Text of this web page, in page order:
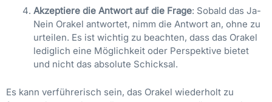
Akzeptiere die Antwort auf die Frage: Sobald das Ja-
Nein Orakel antwortet, nimm die Antwort an, ohne zu
urteilen. Es ist wichtig zu beachten, dass das Orakel
lediglich eine Möglichkeit oder Perspektive bietet
und nicht das absolute Schicksal.
Es kann verführerisch sein, das Orakel wiederholt zu